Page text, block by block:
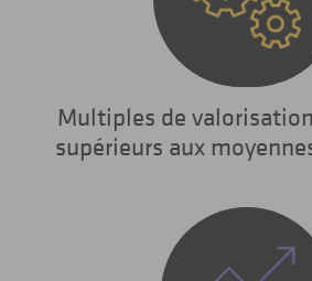
Multiples de
supérieurs aux